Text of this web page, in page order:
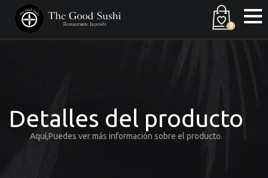
0
Detalles del producto
Aquí,Puedes ver más información sobre el producto.